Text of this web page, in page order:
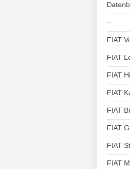
--
FIAT
FIAT
FIAT
FIAT
FIAT
FIAT
FIAT
FIAT